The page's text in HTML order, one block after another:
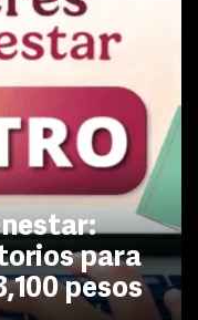
para
pesos